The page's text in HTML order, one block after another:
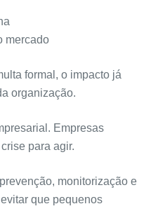
mercado
formal, o impacto já
organização.
Empresas
para agir.
monitorização e
que pequenos